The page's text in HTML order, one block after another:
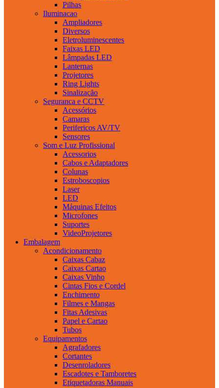
Pilhas
Iluminacao
Ampliadores
Diversos
Eletroluminescentes
Faixas LED
Lâmpadas LED
Lanternas
Projetores
Ring Lights
Sinalização
Seguranca e CCTV
Acessórios
Camaras
Perifericos AV/TV
Sensores
Som e Luz Profissional
Acessorios
Cabos e Adaptadores
Colunas
Estroboscopios
Laser
LED
Máquinas Efeitos
Microfones
Suportes
VideoProjetores
Embalagem
Acondicionamento
Caixas Cabaz
Caixas Cartao
Caixas Vinho
Cintas Fios e Cordel
Enchimento
Filmes e Mangas
Fitas Adesivas
Papel e Cartao
Tubos
Equipamentos
Agrafadores
Cortantes
Desenroladores
Escadotes e Tamboretes
Etiquetadoras Manuais